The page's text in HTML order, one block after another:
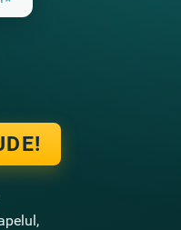
специальных проектов, на
для производства,
,
), включая
животных, развитие
могут быть
и садов,
продукции. Кроме
и оборотный капитал,
услуг в различных